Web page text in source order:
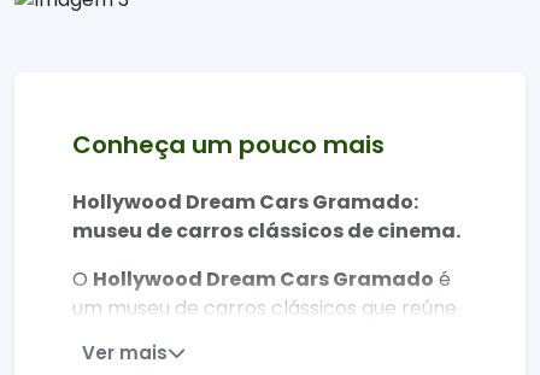
Conheça um pouco mais
Hollywood Dream Cars Gramado:
museu de carros clássicos de cinema.
O Hollywood Dream Cars Gramado é
um museu de carros clássicos que reúne
veículos raros e icônicos da era de ouro
do cinema americano. Ideal para quem
Ver mais